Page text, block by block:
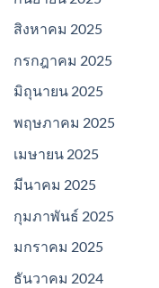
สิงหาคม 2025
กรกฎาคม 2025
มิถุนายน 2025
พฤษภาคม 2025
เมษายน 2025
มีนาคม 2025
กุมภาพันธ์ 2025
มกราคม 2025
ธันวาคม 2024